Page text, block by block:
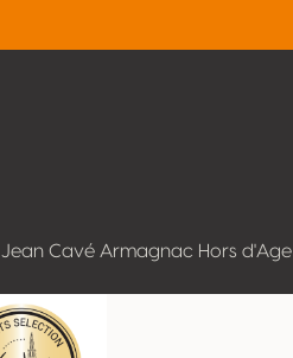
Jean Cavé Armagnac Hors d'Age